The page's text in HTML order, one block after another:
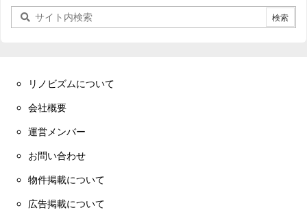
リノビズムについて
会社概要
運営メンバー
お問い合わせ
物件掲載について
広告掲載について